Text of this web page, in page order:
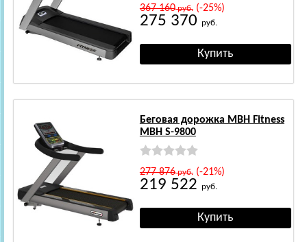
367 160руб.(-25%)
275 370 руб.
Беговая дорожка MBH Fitness
MBH S-9800
277 876руб.(-21%)
219 522 руб.